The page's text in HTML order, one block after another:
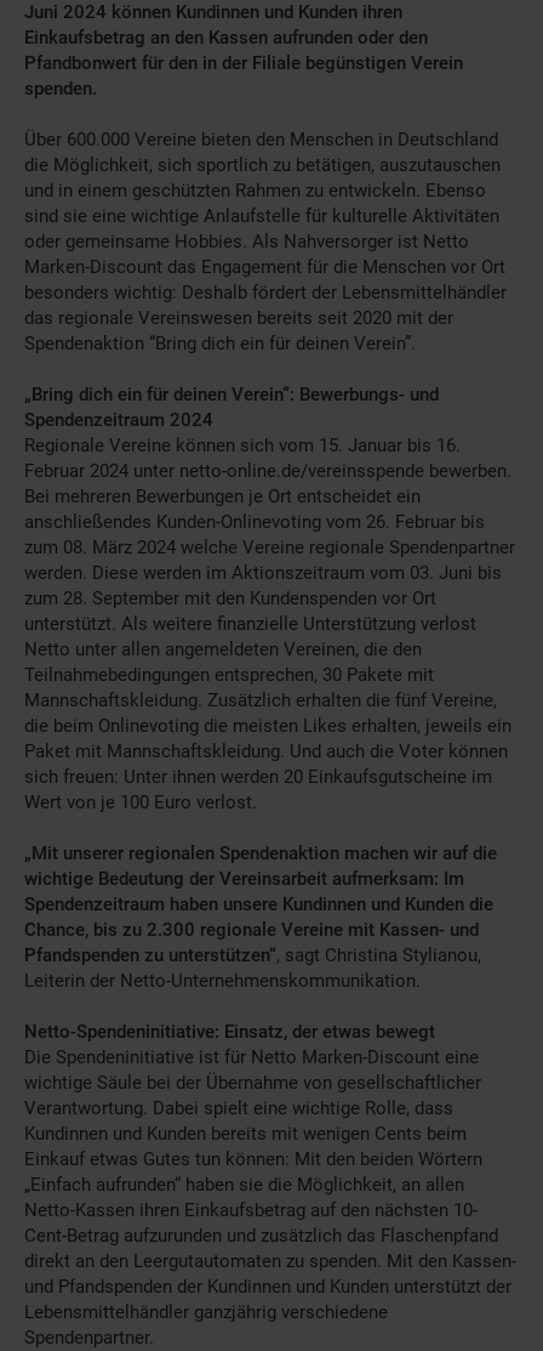
Juni 2024 können Kundinnen und Kunden ihren
Einkaufsbetrag an den Kassen aufrunden oder den
Pfandbonwert für den in der Filiale begünstigen Verein
spenden.
Über 600.000 Vereine bieten den Menschen in Deutschland
die Möglichkeit, sich sportlich zu betätigen, auszutauschen
und in einem geschützten Rahmen zu entwickeln. Ebenso
sind sie eine wichtige Anlaufstelle für kulturelle Aktivitäten
oder gemeinsame Hobbies. Als Nahversorger ist Netto
Marken-Discount das Engagement für die Menschen vor Ort
besonders wichtig: Deshalb fördert der Lebensmittelhändler
das regionale Vereinswesen bereits seit 2020 mit der
Spendenaktion “Bring dich ein für deinen Verein”.
„Bring dich ein für deinen Verein“: Bewerbungs- und
Spendenzeitraum 2024
Regionale Vereine können sich vom 15. Januar bis 16.
Februar 2024 unter netto-online.de/vereinsspende bewerben.
Bei mehreren Bewerbungen je Ort entscheidet ein
anschließendes Kunden-Onlinevoting vom 26. Februar bis
zum 08. März 2024 welche Vereine regionale Spendenpartner
werden. Diese werden im Aktionszeitraum vom 03. Juni bis
zum 28. September mit den Kundenspenden vor Ort
unterstützt. Als weitere finanzielle Unterstützung verlost
Netto unter allen angemeldeten Vereinen, die den
Teilnahmebedingungen entsprechen, 30 Pakete mit
Mannschaftskleidung. Zusätzlich erhalten die fünf Vereine,
die beim Onlinevoting die meisten Likes erhalten, jeweils ein
Paket mit Mannschaftskleidung. Und auch die Voter können
sich freuen: Unter ihnen werden 20 Einkaufsgutscheine im
Wert von je 100 Euro verlost.
„Mit unserer regionalen Spendenaktion machen wir auf die
wichtige Bedeutung der Vereinsarbeit aufmerksam: Im
Spendenzeitraum haben unsere Kundinnen und Kunden die
Chance, bis zu 2.300 regionale Vereine mit Kassen- und
Pfandspenden zu unterstützen“, sagt Christina Stylianou,
Leiterin der Netto-Unternehmenskommunikation.
Netto-Spendeninitiative: Einsatz, der etwas bewegt
Die Spendeninitiative ist für Netto Marken-Discount eine
wichtige Säule bei der Übernahme von gesellschaftlicher
Verantwortung. Dabei spielt eine wichtige Rolle, dass
Kundinnen und Kunden bereits mit wenigen Cents beim
Einkauf etwas Gutes tun können: Mit den beiden Wörtern
„Einfach aufrunden“ haben sie die Möglichkeit, an allen
Netto-Kassen ihren Einkaufsbetrag auf den nächsten 10-
Cent-Betrag aufzurunden und zusätzlich das Flaschenpfand
direkt an den Leergutautomaten zu spenden. Mit den Kassen-
und Pfandspenden der Kundinnen und Kunden unterstützt der
Lebensmittelhändler ganzjährig verschiedene
Spendenpartner.